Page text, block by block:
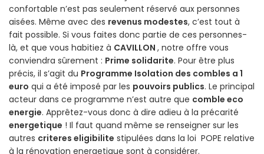
confortable n’est pas seulement réservé aux personnes
aisées. Même avec des revenus modestes, c’est tout à
fait possible. Si vous faites donc partie de ces personnes-
là, et que vous habitiez à CAVILLON , notre offre vous
conviendra sûrement : Prime solidarite. Pour être plus
précis, il s’agit du Programme Isolation des combles a 1
euro qui a été imposé par les pouvoirs publics. Le principal
acteur dans ce programme n’est autre que comble eco
energie. Apprêtez-vous donc à dire adieu à la précarité
energetique ! Il faut quand même se renseigner sur les
autres criteres eligibilite stipulées dans la loi POPE relative
à la rénovation energetique sont à considérer.